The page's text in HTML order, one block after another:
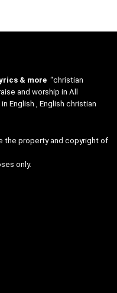
& more “christian
and worship in All
English , English christian
the property and copyright of
only.